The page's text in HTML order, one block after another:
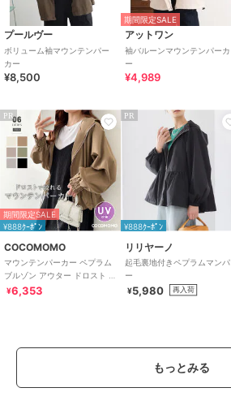
プールヴー
ボリューム袖マウンテンパー
カー
¥8,500
期間限定SALE
アットワン
袖バルーンマウンテンパーカ
ー
¥4,989
PR
期間限定SALE
¥888ｸｰﾎﾟﾝ
COCOMOMO
マウンテンパーカー ペプラム
ブルゾン アウター ドロスト レ
ディース パーカー ライトアウ
¥6,353
PR
¥888ｸｰﾎﾟﾝ
リリヤーノ
起毛裏地付きペプラムマンパ
ー
¥5,980 再入荷
もっとみる